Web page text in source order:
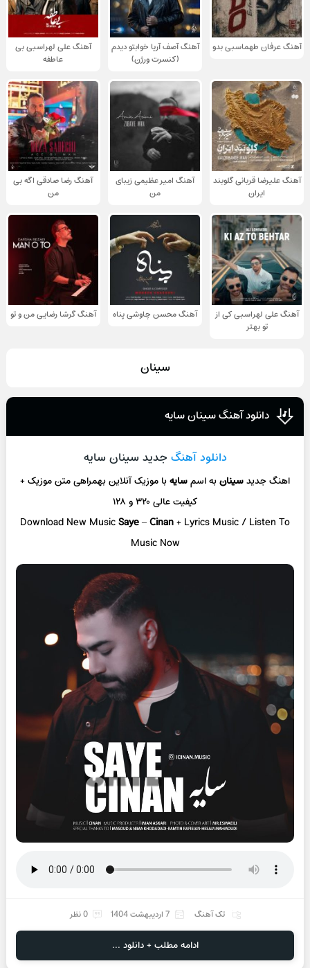
آهنگ عرفان طهماسبی بدو
آهنگ آصف آریا خوابتو دیدم
(کنسرت ورژن)
آهنگ علی لهراسبی بی
عاطفه
آهنگ علیرضا قربانی گلوبند
ایران
آهنگ امیر عظیمی زیبای
من
آهنگ رضا صادقی اگه بی
من
آهنگ علی لهراسبی کی از
تو ‌بهتر
آهنگ محسن چاوشی پناه آهنگ گرشا رضایی من و تو
سینان
دانلود آهنگ سینان سایه
دانلود آهنگ جدید سینان سایه
اهنگ جدیدسینانبه اسمسایهبا موزیک آنلاینبهمراهی متن موزیک +
کیفیت عالی ۳۲۰ و ۱۲۸
Download New MusicSaye–Cinan+ Lyrics Music / Listen To
Music Now
تک آهنگ 7 اردیبهشت 1404 0 نظر
ادامه مطلب + دانلود ...